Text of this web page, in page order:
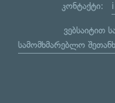
კონტაქტი:
ვებსაიტით
სამომხმარებლო